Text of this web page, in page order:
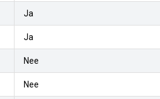
Ja
Ja
Nee
Nee